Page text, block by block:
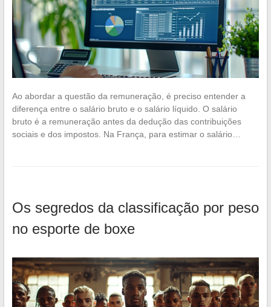
Ao abordar a questão da remuneração, é preciso entender a
diferença entre o salário bruto e o salário líquido. O salário
bruto é a remuneração antes da dedução das contribuições
sociais e dos impostos. Na França, para estimar o salário…
Os segredos da classificação por peso
no esporte de boxe